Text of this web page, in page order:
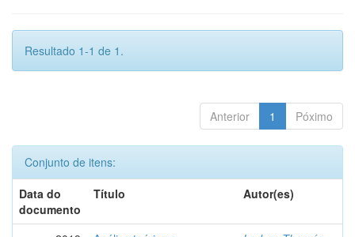
Resultado 1-1 de 1.
Anterior 1 Póximo
Conjunto de itens:
Data do
documento
Título Autor(es)